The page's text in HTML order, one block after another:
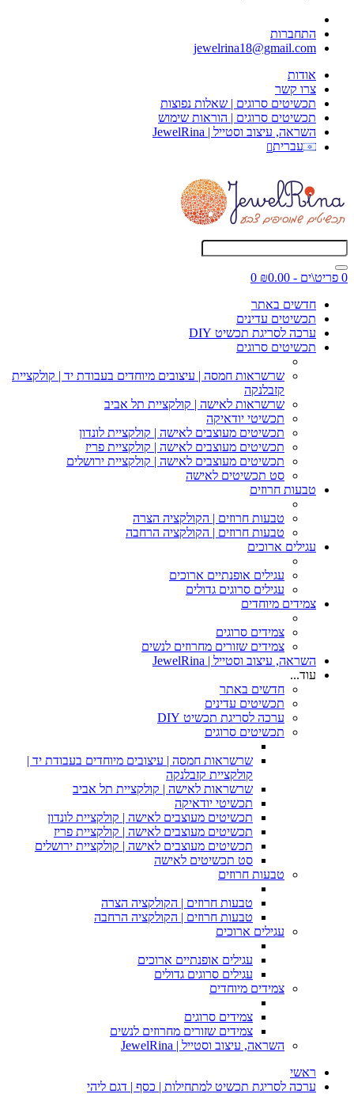
התחברות
jewelrina18@gmail.com
אודות
צרו קשר
תכשיטים סרוגים | שאלות נפוצות
תכשיטים סרוגים | הוראות שימוש
השראה, עיצוב וסטייל | JewelRina
עברית
0 פריט\ים - ₪0.00
0
חדשים באתר
תכשיטים עדינים
ערכה לסריגת תכשיט DIY
תכשיטים סרוגים
שרשראות חמסה | עיצובים מיוחדים בעבודת יד | קולקציית
קזבלנקה
שרשראות לאישה | קולקציית תל אביב
תכשיטי יודאיקה
תכשיטים מעוצבים לאישה | קולקציית לונדון
תכשיטים מעוצבים לאישה | קולקציית פריז
תכשיטים מעוצבים לאישה | קולקציית ירושלים
סט תכשיטים לאישה
טבעות חרוזים
טבעות חרוזים | הקולקציה הצרה
טבעות חרוזים | הקולקציה הרחבה
עגילים ארוכים
עגילים אופנתיים ארוכים
עגילים סרוגים גדולים
צמידים מיוחדים
צמידים סרוגים
צמידים שזורים מחרוזים לנשים
השראה, עיצוב וסטייל | JewelRina
עוד...
חדשים באתר
תכשיטים עדינים
ערכה לסריגת תכשיט DIY
תכשיטים סרוגים
שרשראות חמסה | עיצובים מיוחדים בעבודת יד |
קולקציית קזבלנקה
שרשראות לאישה | קולקציית תל אביב
תכשיטי יודאיקה
תכשיטים מעוצבים לאישה | קולקציית לונדון
תכשיטים מעוצבים לאישה | קולקציית פריז
תכשיטים מעוצבים לאישה | קולקציית ירושלים
סט תכשיטים לאישה
טבעות חרוזים
טבעות חרוזים | הקולקציה הצרה
טבעות חרוזים | הקולקציה הרחבה
עגילים ארוכים
עגילים אופנתיים ארוכים
עגילים סרוגים גדולים
צמידים מיוחדים
צמידים סרוגים
צמידים שזורים מחרוזים לנשים
השראה, עיצוב וסטייל | JewelRina
ראשי
ערכה לסריגת תכשיט למתחילות | כסף | דגם ליהי